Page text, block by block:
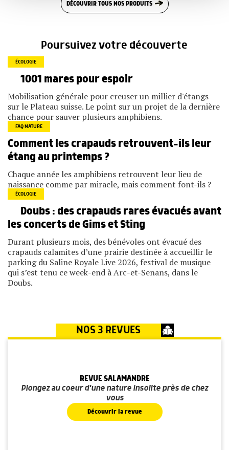
ou qu'ils ont collectées lors de votre utilisation de leurs
DÉCOUVRIR TOUS NOS PRODUITS
Poursuivez votre découverte
ÉCOLOGIE
1001 mares pour espoir
Mobilisation générale pour creuser un millier d'étangs
sur le Plateau suisse. Le point sur un projet de la dernière
chance pour sauver plusieurs amphibiens.
FAQ NATURE
Comment les crapauds retrouvent-ils leur
étang au printemps ?
Chaque année les amphibiens retrouvent leur lieu de
naissance comme par miracle, mais comment font-ils ?
ÉCOLOGIE
Doubs : des crapauds rares évacués avant
les concerts de Gims et Sting
Durant plusieurs mois, des bénévoles ont évacué des
crapauds calamites d’une prairie destinée à accueillir le
parking du Saline Royale Live 2026, festival de musique
qui s’est tenu ce week-end à Arc-et-Senans, dans le
Doubs.
NOS 3 REVUES
REVUE SALAMANDRE
Plongez au coeur d'une nature insolite près de chez
vous
Découvrir la revue